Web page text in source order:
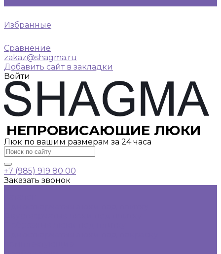
Избранные
Сравнение
zakaz@shagma.ru
Добавить сайт в закладки
Войти
НЕПРОВИСАЮЩИЕ ЛЮКИ
Люк по вашим размерам за 24 часа
+7 (985) 919 80 00
Заказать звонок